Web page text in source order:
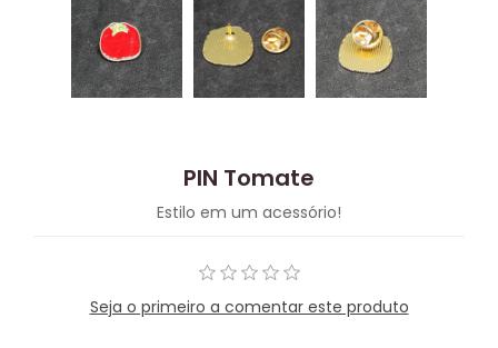
PIN Tomate
Estilo em um acessório!
Seja o primeiro a comentar este produto